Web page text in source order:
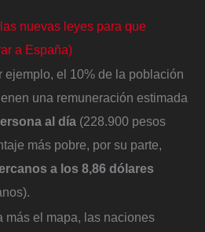
nuevas leyes para que
a España)
ejemplo, el 10% de la población
una remuneración estimada
al día (228.900 pesos
más pobre, por su parte,
a los 8,86 dólares
más el mapa, las naciones